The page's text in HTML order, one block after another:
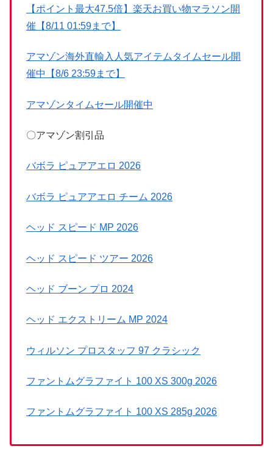
【ポイント最大47.5倍】楽天お買い物マラソン開
催【8/11 01:59まで】
アマゾン海外直輸入人気アイテムタイムセール開
催中【8/6 23:59まで】
アマゾンタイムセール開催中
〇アマゾン割引品
バボラ ピュアアエロ 2026
バボラ ピュアアエロ チーム 2026
ヘッド スピード MP 2026
ヘッド スピード ツアー 2026
ヘッド ブーン プロ 2024
ヘッド エクストリーム MP 2024
ウィルソン プロスタッフ 97 クラシック
ファントムグラファイト 100 XS 300g 2026
ファントムグラファイト 100 XS 285g 2026